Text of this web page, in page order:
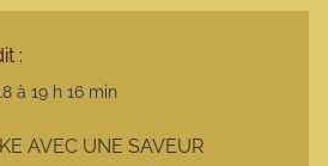
:
à 19 h 16 min
AVEC UNE SAVEUR